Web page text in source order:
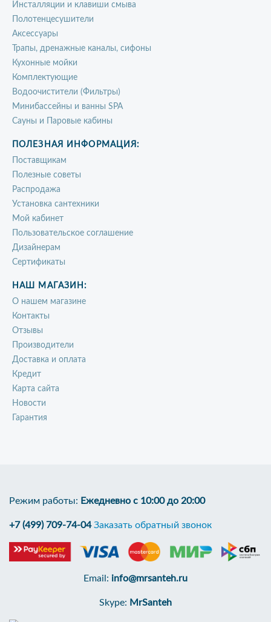
Инсталляции и клавиши смыва
Полотенцесушители
Аксессуары
Трапы, дренажные каналы, сифоны
Кухонные мойки
Комплектующие
Водоочистители (Фильтры)
Минибассейны и ванны SPA
Сауны и Паровые кабины
ПОЛЕЗНАЯ ИНФОРМАЦИЯ:
Поставщикам
Полезные советы
Распродажа
Установка сантехники
Мой кабинет
Пользовательское соглашение
Дизайнерам
Сертификаты
НАШ МАГАЗИН:
О нашем магазине
Контакты
Отзывы
Производители
Доставка и оплата
Кредит
Карта сайта
Новости
Гарантия
Режим работы: Ежедневно с 10:00 до 20:00
+7 (499) 709-74-04 Заказать обратный звонок
Email: info@mrsanteh.ru
Skype: MrSanteh